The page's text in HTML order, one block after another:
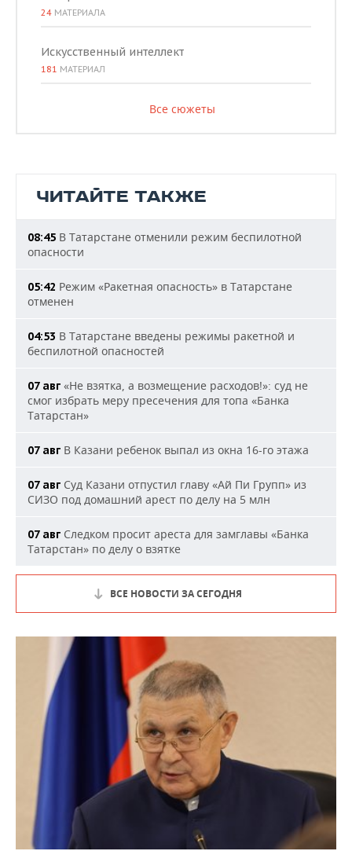
24 МАТЕРИАЛА
Искусственный интеллект
181 МАТЕРИАЛ
Все сюжеты
ЧИТАЙТЕ ТАКЖЕ
08:45 В Татарстане отменили режим беспилотной
опасности
05:42 Режим «Ракетная опасность» в Татарстане
отменен
04:53 В Татарстане введены режимы ракетной и
беспилотной опасностей
07 авг «Не взятка, а возмещение расходов!»: суд не
смог избрать меру пресечения для топа «Банка
Татарстан»
07 авг В Казани ребенок выпал из окна 16-го этажа
07 авг Суд Казани отпустил главу «Ай Пи Групп» из
СИЗО под домашний арест по делу на 5 млн
07 авг Следком просит ареста для замглавы «Банка
Татарстан» по делу о взятке
ВСЕ НОВОСТИ ЗА СЕГОДНЯ